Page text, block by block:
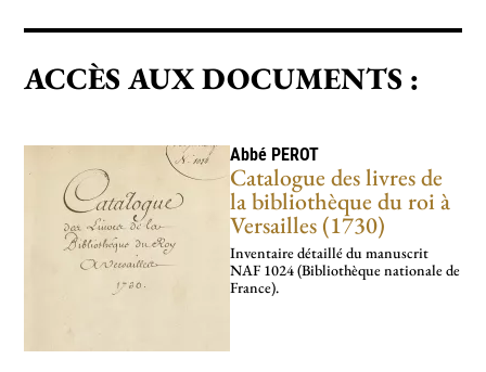
ACCÈS AUX DOCUMENTS :
Abbé PEROT
Catalogue des livres de
la bibliothèque du roi à
Versailles (1730)
Inventaire détaillé du manuscrit
NAF 1024 (Bibliothèque nationale de
France).